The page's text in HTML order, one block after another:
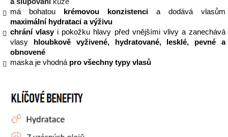
má bohatou
krémovou konzistenci a dodává vlasům
maximální hydrataci a výživu
chrání vlasyi pokožku hlavy před vnějšími vlivy a zanechává
vlasy
hloubkově vyživené, hydratované, lesklé, pevné a
obnovené
maska je vhodná pro všechny typy vlasů